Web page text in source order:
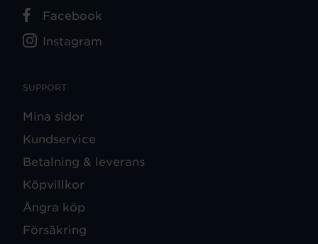
SUPPORT
Mina sidor
Kundservice
Betalning & leverans
Köpvillkor
Ångra köp
Försäkring
Facebook
Instagram